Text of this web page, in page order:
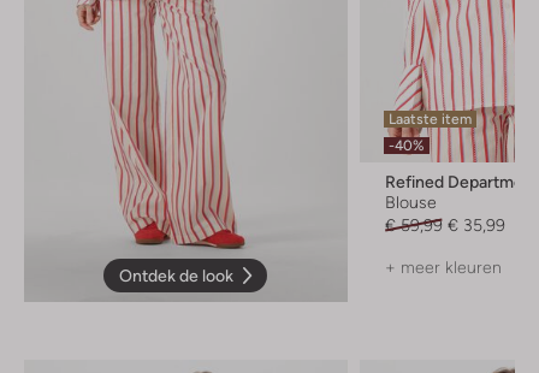
Ontdek de look
Laatste item
-40%
Refined Department
Blouse
€ 59,99 € 35,99
+ meer kleuren